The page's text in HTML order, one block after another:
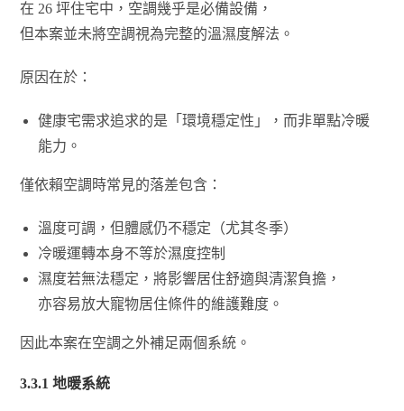
在 26 坪住宅中，空調幾乎是必備設備，
但本案並未將空調視為完整的溫濕度解法。
原因在於：
健康宅需求追求的是「環境穩定性」，而非單點冷暖
能力。
僅依賴空調時常見的落差包含：
溫度可調，但體感仍不穩定（尤其冬季）
冷暖運轉本身不等於濕度控制
濕度若無法穩定，將影響居住舒適與清潔負擔，
亦容易放大寵物居住條件的維護難度。
因此本案在空調之外補足兩個系統。
3.3.1地暖系統